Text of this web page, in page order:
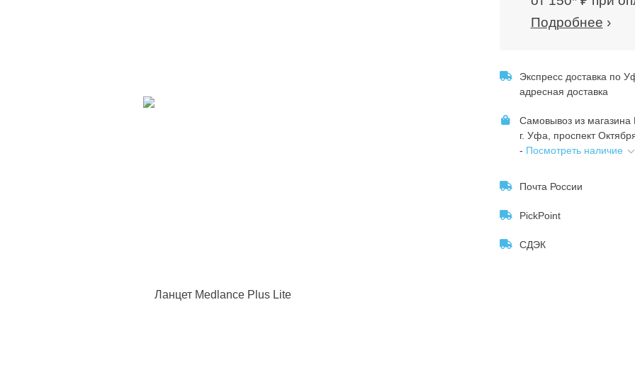
Подробнее ›
Экспресс доставка по
адресная доставка
Самовывоз из
г. Уфа, проспект
- Посмотреть наличие
Почта России
PickPoint
СДЭК